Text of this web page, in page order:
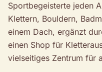
Sportbegeisterte jeden
Klettern, Bouldern,
einem Dach, ergänzt
einen Shop für
vielseitiges Zentrum für